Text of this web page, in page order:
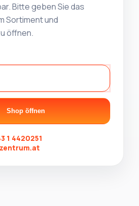
Bitte geben Sie das
Sortiment und
öffnen.
Shop öffnen
1 4420251